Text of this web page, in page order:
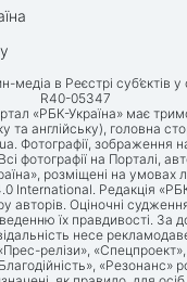
медіа в Реєстрі суб’єктів
R40-05347
«РБК-Україна» має
та англійську), головна
. Фотографії, зображення
фотографії на Порталі,
розміщені на умовах
International. Редакція
авторів. Оціночні
їх правдивості. За
несе
релізи»,
«Резонанс»